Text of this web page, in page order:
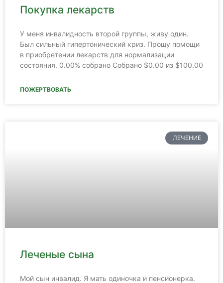
Покупка лекарств
У меня инвалидность второй группы, живу один.
Был сильный гипертонический криз. Прошу помощи
в приобретении лекарств для нормализации
состояния. 0.00% собрано Собрано $0.00 из $100.00
ПОЖЕРТВОВАТЬ
ЛЕЧЕНИЕ
Леченые сына
Мой сын инвалид. Я мать одиночка и пенсионерка.